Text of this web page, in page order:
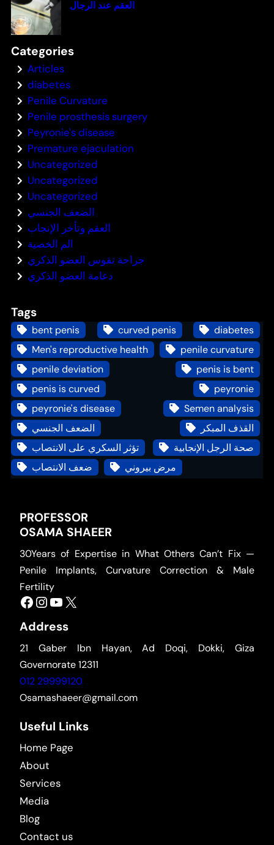
العقم عند الرجال
Categories
Articles
diabetes
Penile Curvature
Penile prosthesis surgery
Peyronie's disease
Premature ejaculation
Uncategorized
Uncategorized
Uncategorized
الضعف الجنسي
العقم وتأخر الإنجاب
الم الخصية
جراحة تقوس العضو الذكري
دعامة العضو الذكري
Tags
bent penis curved penis
diabetes
Men's reproductive health
penile curvature
penile deviation
penis is bent
penis is curved
peyronie
peyronie's disease
Semen analysis
الضعف الجنسي
القذف المبكر
تؤثر السكري على الانتصاب
صحة الرجل الإنجابية
ضعف الانتصاب
مرض بيروني
PROFESSOR
OSAMA SHAEER
30Years of Expertise in What Others Can’t Fix —
Penile Implants, Curvature Correction & Male
Fertility
Facebook InstagramYouTube X
Address
21 Gaber Ibn Hayan, Ad Doqi, Dokki, Giza
Governorate 12311
012 29999120
Osamashaeer@gmail.com
Useful Links
Home Page
About
Services
Media
Blog
Contact us